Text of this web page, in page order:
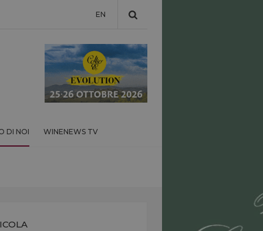
EN
DI NOI WINENEWS TV